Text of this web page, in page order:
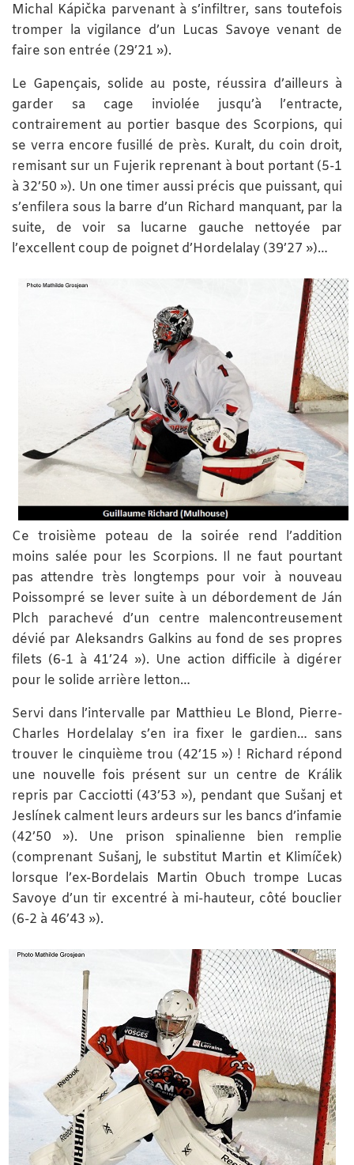
Michal Kápička parvenant à s’infiltrer, sans toutefois
tromper la vigilance d’un Lucas Savoye venant de
faire son entrée (29’21 »).
Le Gapençais, solide au poste, réussira d’ailleurs à
garder sa cage inviolée jusqu’à l’entracte,
contrairement au portier basque des Scorpions, qui
se verra encore fusillé de près. Kuralt, du coin droit,
remisant sur un Fujerik reprenant à bout portant (5-1
à 32’50 »). Un one timer aussi précis que puissant, qui
s’enfilera sous la barre d’un Richard manquant, par la
suite, de voir sa lucarne gauche nettoyée par
l’excellent coup de poignet d’Hordelalay (39’27 »)…
Ce troisième poteau de la soirée rend l’addition
moins salée pour les Scorpions. Il ne faut pourtant
pas attendre très longtemps pour voir à nouveau
Poissompré se lever suite à un débordement de Ján
Plch parachevé d’un centre malencontreusement
dévié par Aleksandrs Galkins au fond de ses propres
filets (6-1 à 41’24 »). Une action difficile à digérer
pour le solide arrière letton…
Servi dans l’intervalle par Matthieu Le Blond, Pierre-
Charles Hordelalay s’en ira fixer le gardien… sans
trouver le cinquième trou (42’15 ») ! Richard répond
une nouvelle fois présent sur un centre de Králik
repris par Cacciotti (43’53 »), pendant que Sušanj et
Jeslínek calment leurs ardeurs sur les bancs d’infamie
(42’50 »). Une prison spinalienne bien remplie
(comprenant Sušanj, le substitut Martin et Klimíček)
lorsque l’ex-Bordelais Martin Obuch trompe Lucas
Savoye d’un tir excentré à mi-hauteur, côté bouclier
(6-2 à 46’43 »).